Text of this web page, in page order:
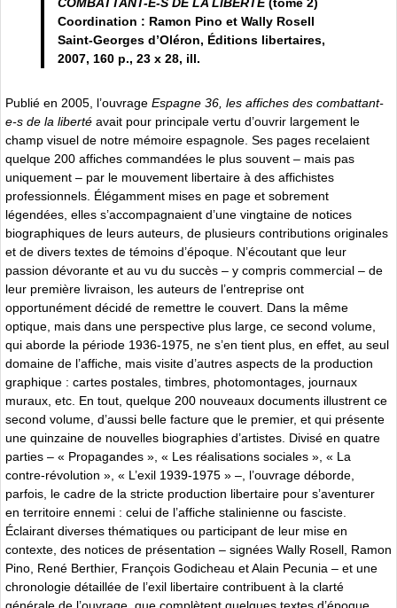
COMBATTANT-E-S DE LA LIBERTÉ(tome 2)
Coordination : Ramon Pino et Wally Rosell
Saint-Georges d’Oléron, Éditions libertaires,
2007, 160 p., 23 x 28, ill.
Publié en 2005, l’ouvrage Espagne 36, les affiches des combattant-
e-s de la liberté avait pour principale vertu d’ouvrir largement le
champ visuel de notre mémoire espagnole. Ses pages recelaient
quelque 200 affiches commandées le plus souvent – mais pas
uniquement – par le mouvement libertaire à des affichistes
professionnels. Élégamment mises en page et sobrement
légendées, elles s’accompagnaient d’une vingtaine de notices
biographiques de leurs auteurs, de plusieurs contributions originales
et de divers textes de témoins d’époque. N’écoutant que leur
passion dévorante et au vu du succès – y compris commercial – de
leur première livraison, les auteurs de l’entreprise ont
opportunément décidé de remettre le couvert. Dans la même
optique, mais dans une perspective plus large, ce second volume,
qui aborde la période 1936-1975, ne s’en tient plus, en effet, au seul
domaine de l’affiche, mais visite d’autres aspects de la production
graphique : cartes postales, timbres, photomontages, journaux
muraux, etc. En tout, quelque 200 nouveaux documents illustrent ce
second volume, d’aussi belle facture que le premier, et qui présente
une quinzaine de nouvelles biographies d’artistes. Divisé en quatre
parties – « Propagandes », « Les réalisations sociales », « La
contre-révolution », « L’exil 1939-1975 » –, l’ouvrage déborde,
parfois, le cadre de la stricte production libertaire pour s’aventurer
en territoire ennemi : celui de l’affiche stalinienne ou fasciste.
Éclairant diverses thématiques ou participant de leur mise en
contexte, des notices de présentation – signées Wally Rosell, Ramon
Pino, René Berthier, François Godicheau et Alain Pecunia – et une
chronologie détaillée de l’exil libertaire contribuent à la clarté